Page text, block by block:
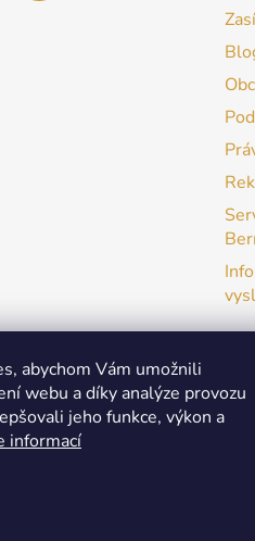
abychom Vám umožnili
webu a díky analýze provozu
jeho funkce, výkon a
informací
patchwork-aja.cz
vyhrazena.